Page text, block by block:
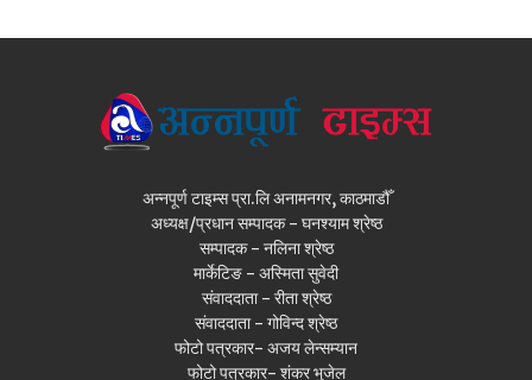
अन्नपूर्ण टाइम्स प्रा.लि अनामनगर, काठमाडौँ
अध्यक्ष/प्रधान सम्पादक - घनश्याम श्रेष्ठ
सम्पादक - नलिना श्रेष्ठ
मार्केटिङ - अस्मिता सुवेदी
संवाददाता - रीता श्रेष्ठ
संवाददाता - गोविन्द श्रेष्ठ
फोटो पत्रकार- अजय लेन्सम्यान
फोटो पत्रकार- शंकर भुजेल